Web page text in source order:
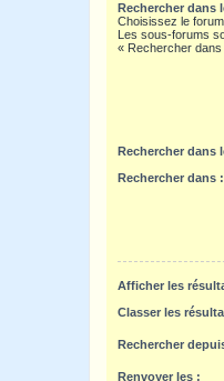
Rechercher dans
Choisissez le
Les sous-forums
« Rechercher
Rechercher dans
Rechercher dans :
Afficher les
Classer les
Rechercher
Renvoyer les :